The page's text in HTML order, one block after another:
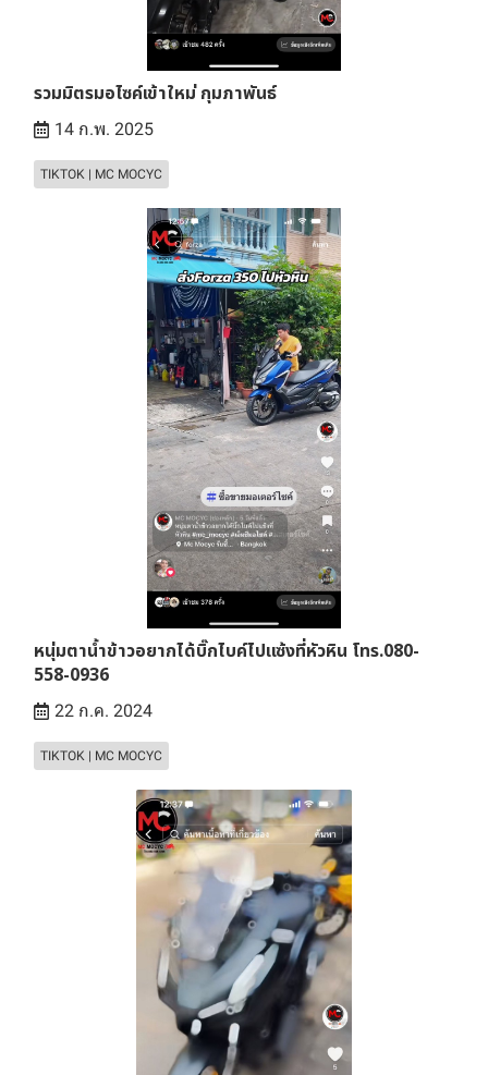
รวมมิตรมอไซค์เข้าใหม่ กุมภาพันธ์
14 ก.พ. 2025
TIKTOK | MC MOCYC
หนุ่มตาน้ำข้าวอยากได้บิ๊กไบค์ไปแซ้งที่หัวหิน โทร.080-
558-0936
22 ก.ค. 2024
TIKTOK | MC MOCYC